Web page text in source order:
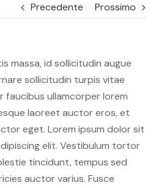
Precedente Prossimo
massa, id sollicitudin augue
sollicitudin turpis vitae
faucibus ullamcorper lorem
laoreet auctor eros, et
eget. Lorem ipsum dolor sit
elit. Vestibulum tortor
tincidunt, tempus sed
auctor varius. Fusce